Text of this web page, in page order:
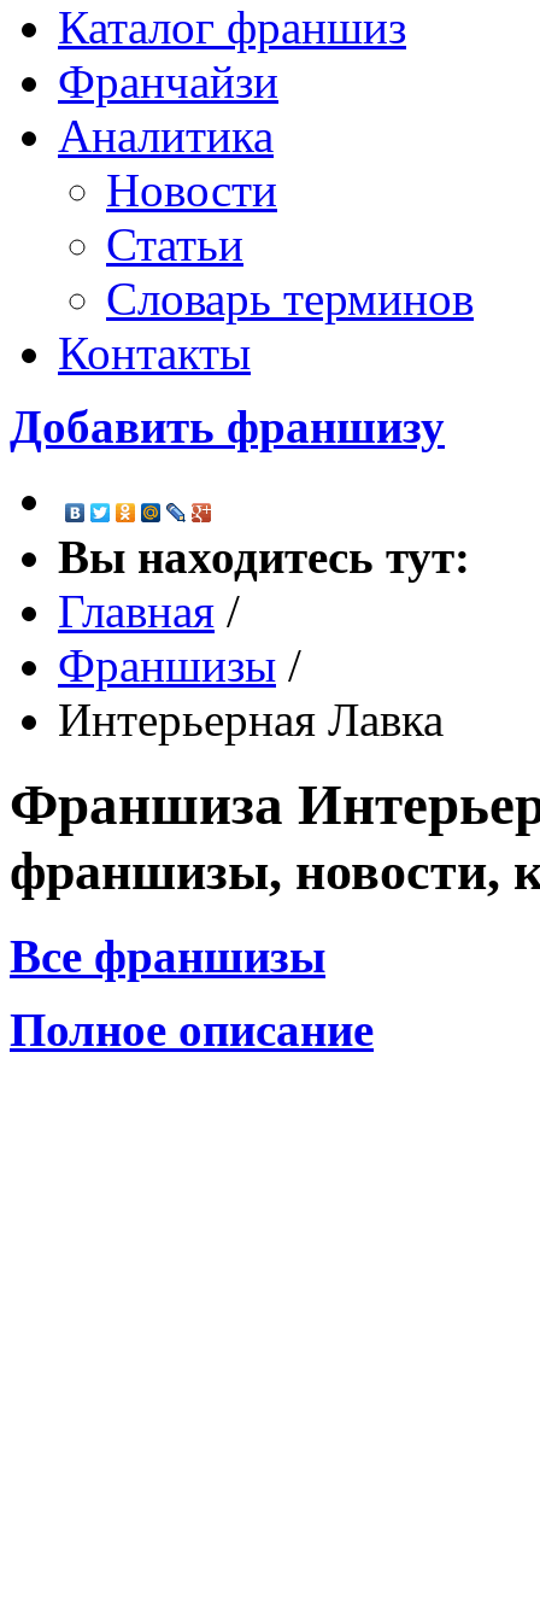
Каталог франшиз
Франчайзи
Аналитика
Новости
Статьи
Словарь терминов
Контакты
Добавить франшизу
Вы находитесь тут:
Главная /
Франшизы /
Интерьерная Лавка
Франшиза
франшизы, новости,
Все франшизы
Полное описание